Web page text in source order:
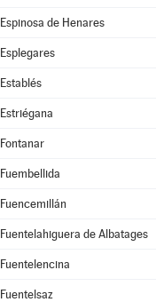
Espinosa de Henares
Esplegares
Establés
Estriégana
Fontanar
Fuembellida
Fuencemillán
Fuentelahiguera de Albatages
Fuentelencina
Fuentelsaz